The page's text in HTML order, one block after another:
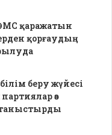
қаражатын
қорғаудың
беру жүйесі
өз